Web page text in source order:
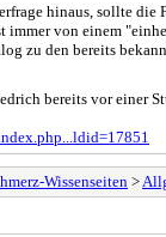
hinaus, sollte die
immer von einem
zu den bereits
bereits vor einer
Wissenseiten >